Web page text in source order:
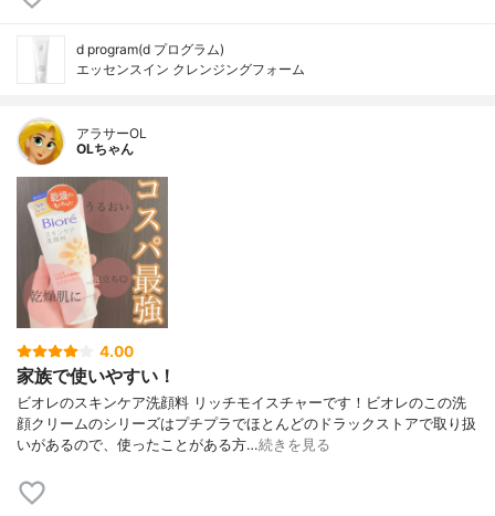
d program(d プログラム)
エッセンスイン クレンジングフォーム
アラサーOL
OLちゃん
4.00
家族で使いやすい！
ビオレのスキンケア洗顔料 リッチモイスチャーです！ビオレのこの洗
顔クリームのシリーズはプチプラでほとんどのドラックストアで取り扱
いがあるので、使ったことがある方…続きを見る